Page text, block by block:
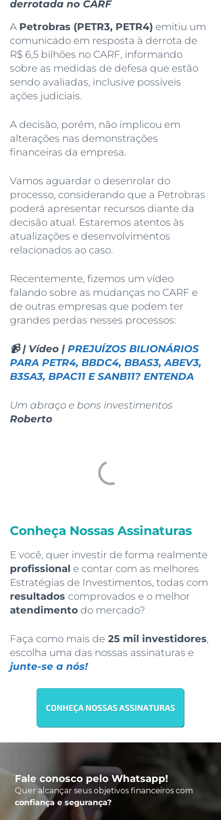
derrotada no CARF
A Petrobras (PETR3, PETR4) emitiu um
comunicado em resposta à derrota de
R$ 6,5 bilhões no CARF, informando
sobre as medidas de defesa que estão
sendo avaliadas, inclusive possíveis
ações judiciais.
A decisão, porém, não implicou em
alterações nas demonstrações
financeiras da empresa.
Vamos aguardar o desenrolar do
processo, considerando que a Petrobras
poderá apresentar recursos diante da
decisão atual. Estaremos atentos às
atualizações e desenvolvimentos
relacionados ao caso.
Recentemente, fizemos um vídeo
falando sobre as mudanças no CARF e
de outras empresas que podem ter
grandes perdas nesses processos:
📹 | Vídeo | PREJUÍZOS BILIONÁRIOS
PARA PETR4, BBDC4, BBAS3, ABEV3,
B3SA3, BPAC11 E SANB11? ENTENDA
Um abraço e bons investimentos
Roberto
Conheça Nossas Assinaturas
E você, quer investir de forma realmente
profissional e contar com as melhores
Estratégias de Investimentos, todas com
resultados comprovados e o melhor
atendimento do mercado?
Faça como mais de 25 mil investidores,
escolha uma das nossas assinaturas e
junte-se a nós!
Fale conosco pelo Whatsapp!
Quer alcançar seus objetivos financeiros com
confiança e segurança?